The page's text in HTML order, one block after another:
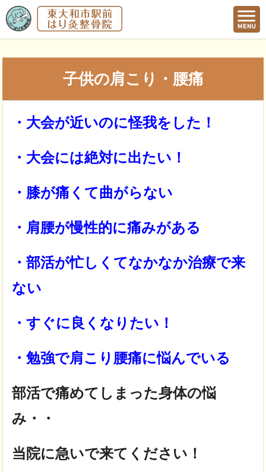
子供の肩こり・腰痛
・大会が近いのに怪我をした！
・大会には絶対に出たい！
・膝が痛くて曲がらない
・肩腰が慢性的に痛みがある
・部活が忙しくてなかなか治療で来
ない
・すぐに良くなりたい！
・勉強で肩こり腰痛に悩んでいる
部活で痛めてしまった身体の悩
み・・
当院に急いで来てください！